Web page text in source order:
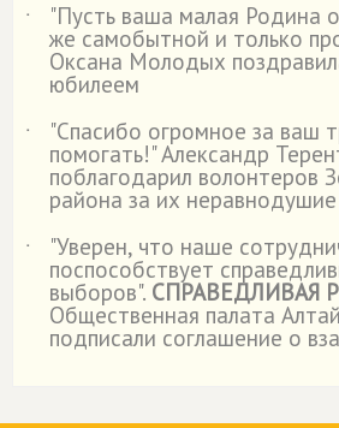
˙
"Пусть ваша малая Родина
же самобытной и только
Оксана Молодых
юбилеем
˙
"Спасибо огромное за ваш
помогать!" Александр
поблагодарил волонтеров
района за их неравнодушие
˙
"Уверен, что наше
поспособствует
выборов". СПРАВЕДЛИВАЯ
Общественная палата
подписали соглашение о